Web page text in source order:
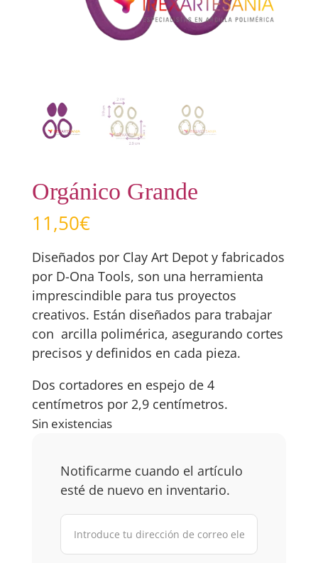
Orgánico Grande
11,50€
Diseñados por Clay Art Depot y fabricados
por D-Ona Tools, son una herramienta
imprescindible para tus proyectos
creativos. Están diseñados para trabajar
con arcilla polimérica, asegurando cortes
precisos y definidos en cada pieza.
Dos cortadores en espejo de 4
centímetros por 2,9 centímetros.
Sin existencias
Notificarme cuando el artículo
esté de nuevo en inventario.